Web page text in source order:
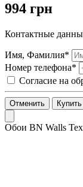
994 грн
Контактные
Имя, Фамилия*
Номер телефона*
Согласие на
Отменить
Обои BN Walls